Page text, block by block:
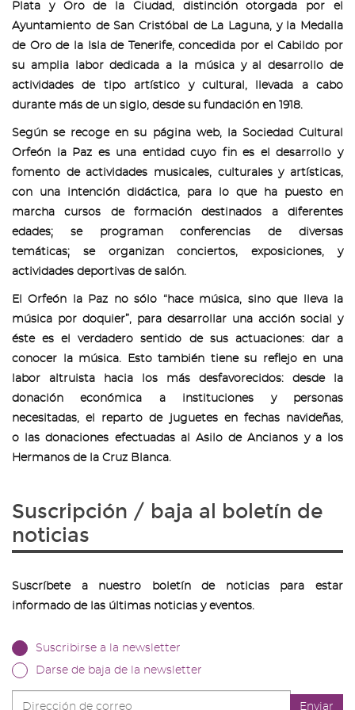
Plata y Oro de la Ciudad, distinción otorgada por el
Ayuntamiento de San Cristóbal de La Laguna, y la Medalla
de Oro de la Isla de Tenerife, concedida por el Cabildo por
su amplia labor dedicada a la música y al desarrollo de
actividades de tipo artístico y cultural, llevada a cabo
durante más de un siglo, desde su fundación en 1918.
Según se recoge en su página web, la Sociedad Cultural
Orfeón la Paz es una entidad cuyo fin es el desarrollo y
fomento de actividades musicales, culturales y artísticas,
con una intención didáctica, para lo que ha puesto en
marcha cursos de formación destinados a diferentes
edades; se programan conferencias de diversas
temáticas; se organizan conciertos, exposiciones, y
actividades deportivas de salón.
El Orfeón la Paz no sólo “hace música, sino que lleva la
música por doquier”, para desarrollar una acción social y
éste es el verdadero sentido de sus actuaciones: dar a
conocer la música. Esto también tiene su reflejo en una
labor altruista hacia los más desfavorecidos: desde la
donación económica a instituciones y personas
necesitadas, el reparto de juguetes en fechas navideñas,
o las donaciones efectuadas al Asilo de Ancianos y a los
Hermanos de la Cruz Blanca.
Suscripción / baja al boletín de
noticias
Suscríbete a nuestro boletín de noticias para estar
informado de las últimas noticias y eventos.
Suscribirse a la newsletter
Darse de baja de la newsletter
Enviar